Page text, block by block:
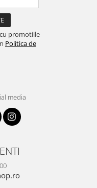
promotiile
Politica de
media